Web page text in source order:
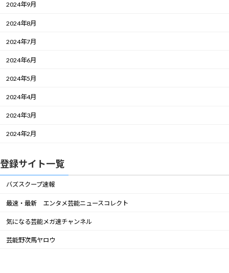
2024年9月
2024年8月
2024年7月
2024年6月
2024年5月
2024年4月
2024年3月
2024年2月
登録サイト一覧
バズスクープ速報
最速・最新 エンタメ芸能ニュースコレクト
気になる芸能メガ速チャンネル
芸能野次馬ヤロウ